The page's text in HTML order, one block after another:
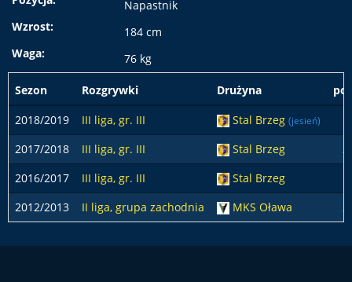
Napastnik
Wzrost:
184 cm
Waga:
76 kg
Sezon Rozgrywki Drużyna
2018/2019
III liga, gr. III Stal Brzeg (jesień)
2017/2018
III liga, gr. III Stal Brzeg
2016/2017
III liga, gr. III Stal Brzeg
2012/2013
II liga, grupa zachodnia MKS Oława